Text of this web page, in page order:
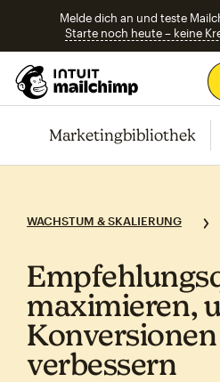
Melde dich an und teste
Starte noch heute – keine
Marketingbibliothek
WACHSTUM & SKALIERUNG
maximieren,
verbessern